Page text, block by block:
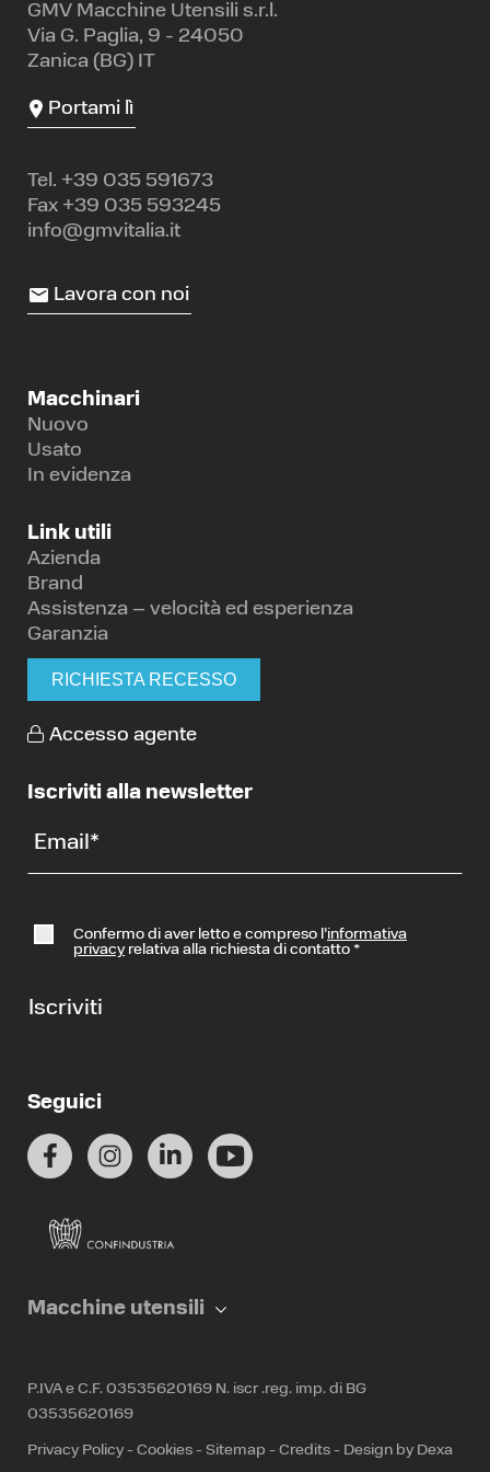
GMV Macchine Utensili s.r.l.
Via G. Paglia, 9 - 24050
Zanica (BG) IT
Portami lì
Tel. +39 035 591673
Fax +39 035 593245
info@gmvitalia.it
Lavora con noi
Macchinari
Nuovo
Usato
In evidenza
Link utili
Azienda
Brand
Assistenza – velocità ed esperienza
Garanzia
RICHIESTA RECESSO
Accesso agente
Iscriviti alla newsletter
Email*
Confermo di aver letto e compreso l’informativa
privacyrelativa alla richiesta di contatto *
Iscriviti
Seguici
Macchine utensili
P.IVA e C.F. 03535620169 N. iscr .reg. imp. di BG
03535620169
Privacy Policy - Cookies - Sitemap - Credits - Design by Dexa